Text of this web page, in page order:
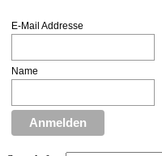
E-Mail Addresse
Name